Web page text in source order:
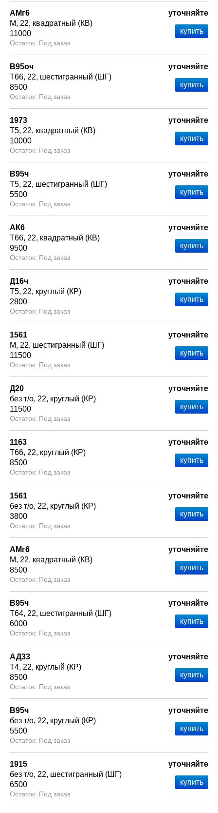
АМг6
М
22 квадратный (КВ)
11000
Под заказ
уточняйте
В95оч
Т66 22 шестигранный (ШГ)
8500
Под заказ
уточняйте
1973
Т5 22 квадратный (КВ)
10000
Под заказ
уточняйте
В95ч
Т5 22 шестигранный (ШГ)
5500
Под заказ
уточняйте
АК6
Т66 22 квадратный (КВ)
9500
Под заказ
уточняйте
Д16ч
Т5 22 круглый (КР)
2800
Под заказ
уточняйте
1561
М
22 шестигранный (ШГ)
11500
Под заказ
уточняйте
Д20
без т/о 22 круглый (КР)
11500
Под заказ
уточняйте
1163
Т66 22 круглый (КР)
8500
Под заказ
уточняйте
1561
без т/о 22 круглый (КР)
3800
Под заказ
уточняйте
АМг6
М
22 квадратный (КВ)
8500
Под заказ
уточняйте
В95ч
Т64 22 шестигранный (ШГ)
6000
Под заказ
уточняйте
АД33
Т4 22 круглый (КР)
8500
Под заказ
уточняйте
В95ч
без т/о 22 круглый (КР)
5500
Под заказ
уточняйте
1915
без т/о 22 шестигранный (ШГ)
6500
Под заказ
уточняйте